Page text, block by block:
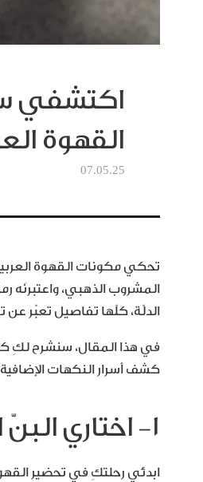
اكتشفي
القهوة
07.05.25
تحكي مكونات القهوة
المشروب الذهبي، واعتبرنَه
الدلّة، كلّها تفاصيل تعبّر عن
في هذا المقال، سنشرح لكِ كل
كشف أسرار النكهات
١- اختاري البنّ الصحيح
ابدئي رحلتكِ في تحضير